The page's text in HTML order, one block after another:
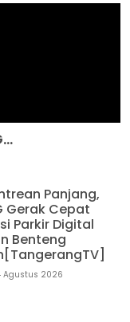
Panjang,
Gerak Cepat
Parkir Digital
Benteng
Agustus 2026